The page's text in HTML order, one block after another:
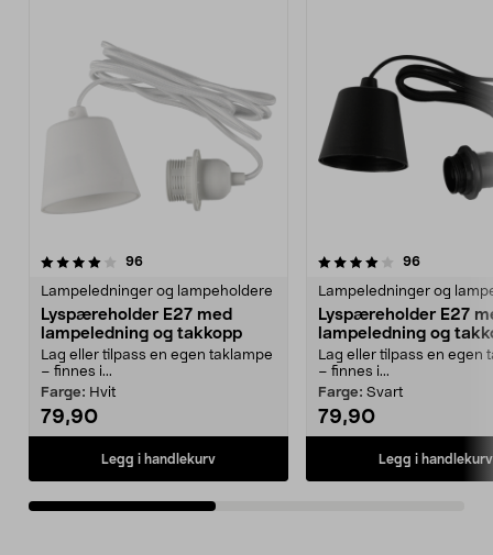
96anmeldelser
Lampeledninger og lampeholdere
Lyspæreholder E27 med
lampeledning og takkopp
Lag eller tilpass en egen taklampe
– finnes i...
Farge: Hvit
79,90
Legg i handlekurv
4.0av 5 stjerner 96
Lampeledninger og
Lyspæreholder E27
lampeledning og
Lag eller tilpass en egen
– finnes i...
Farge: Svart
79,90
Legg i handlekurv
4.5av 5 stjerner